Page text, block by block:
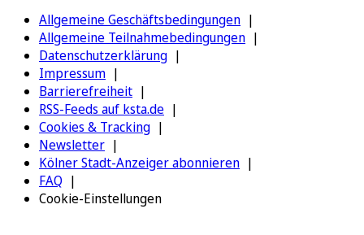
Allgemeine Geschäftsbedingungen
Allgemeine Teilnahmebedingungen
Datenschutzerklärung
Impressum
Barrierefreiheit
RSS-Feeds auf ksta.de
Cookies & Tracking
Newsletter
Kölner Stadt-Anzeiger abonnieren
FAQ
Cookie-Einstellungen